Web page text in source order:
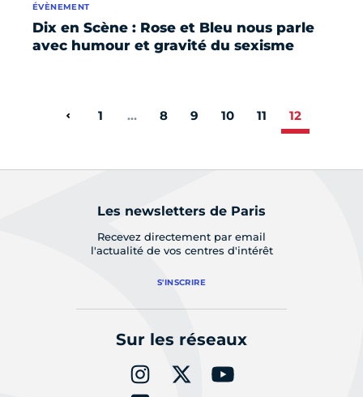
Dix en Scène : Rose et Bleu nous parle
avec humour et gravité du sexisme
ÉVÈNEMENT
Page précédente
1 … 8 9 10 11 12
Les newsletters de Paris
Recevez directement par email
l'actualité de vos centres d'intérêt
S'INSCRIRE
Sur les réseaux